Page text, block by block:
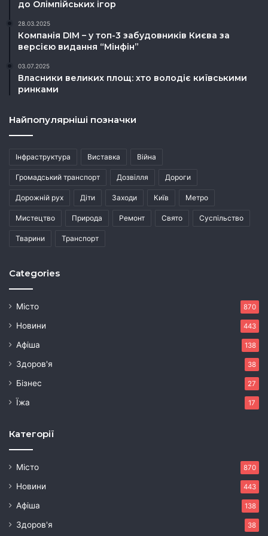
до Олімпійських ігор
28.03.2025
Компанія DIM – у топ-3 забудовників Києва за
версією видання “Мінфін”
03.07.2025
Власники великих площ: хто володіє київськими
ринками
Найпопулярніші позначки
Інфраструктура Виставка Війна
Громадський транспорт Дозвілля Дороги
Дорожній рух Діти Заходи Київ Метро
Мистецтво Природа Ремонт Свято Суспільство
Тварини Транспорт
Categories
Місто 870
Новини 443
Афіша 138
Здоров'я 38
Бізнес 27
Їжа 17
Категорії
Місто 870
Новини 443
Афіша 138
Здоров'я 38